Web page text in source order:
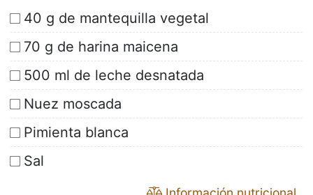
40 g de mantequilla vegetal
70 g de harina maicena
500 ml de leche desnatada
Nuez moscada
Pimienta blanca
Sal